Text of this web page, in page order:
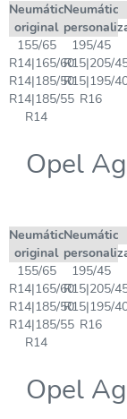
Neumático
original
Neumático
155/65
R14|165/60
R14|185/50
R14|185/55
R14
195/45
R15|205/
R15|195/
R16
Opel
Neumático
original
Neumático
155/65
R14|165/60
R14|185/50
R14|185/55
R14
195/45
R15|205/
R15|195/
R16
Opel